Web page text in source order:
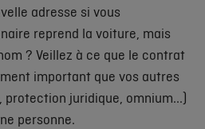
adresse si vous
reprend la voiture, mais
? Veillez à ce que le contrat
important que vos autres
protection juridique, omnium...)
personne.